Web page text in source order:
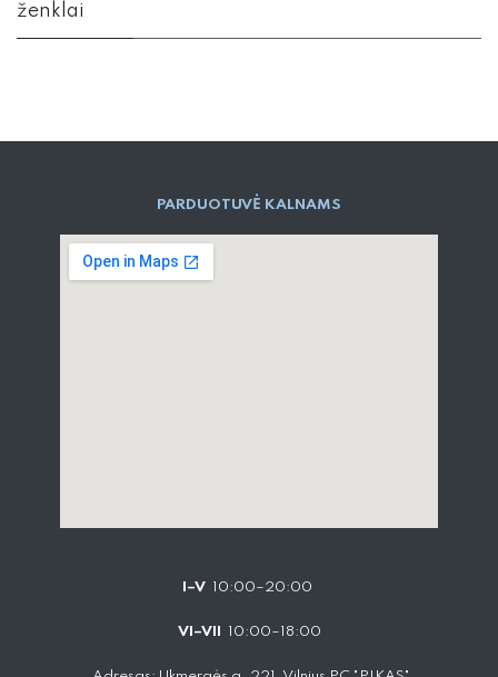
ženklai
PARD​UOTUVĖ​ KALNAMS
I–V 10:00–20:00
VI–VII 10:00–18:00